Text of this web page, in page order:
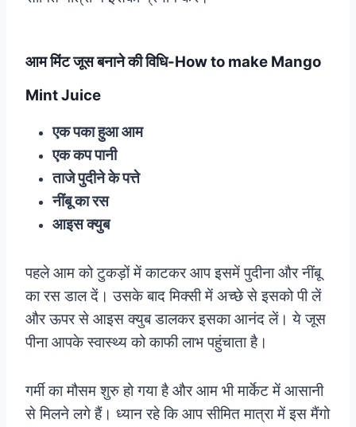
आम मिंट जूस बनाने की विधि-How to make Mango
Mint Juice
एक पका हुआ आम
एक कप पानी
ताजे पुदीने के पत्ते
नींबू का रस
आइस क्युब
पहले आम को टुकड़ों में काटकर आप इसमें पुदीना और नींबू
का रस डाल दें। उसके बाद मिक्सी में अच्छे से इसको पी लें
और ऊपर से आइस क्युब डालकर इसका आनंद लें। ये जूस
पीना आपके स्वास्थ्य को काफी लाभ पहुंचाता है।
गर्मी का मौसम शुरु हो गया है और आम भी मार्केट में आसानी
से मिलने लगे हैं। ध्यान रहे कि आप सीमित मात्रा में इस मैंगो